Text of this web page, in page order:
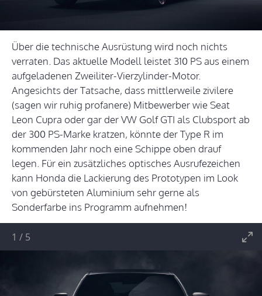
Über die technische Ausrüstung wird noch nichts
verraten. Das aktuelle Modell leistet 310 PS aus einem
aufgeladenen Zweiliter-Vierzylinder-Motor.
Angesichts der Tatsache, dass mittlerweile zivilere
(sagen wir ruhig profanere) Mitbewerber wie Seat
Leon Cupra oder gar der VW Golf GTI als Clubsport ab
der 300 PS-Marke kratzen, könnte der Type R im
kommenden Jahr noch eine Schippe oben drauf
legen. Für ein zusätzliches optisches Ausrufezeichen
kann Honda die Lackierung des Prototypen im Look
von gebürsteten Aluminium sehr gerne als
Sonderfarbe ins Programm aufnehmen!
1 / 5